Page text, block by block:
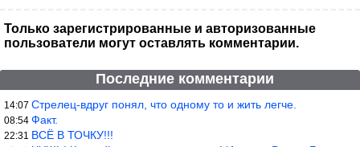
Только зарегистрированные и авторизованные
пользователи могут оставлять комментарии.
Последние комментарии
14:07 Стрелец-вдруг понял, что одному то и жить легче.
08:54 Факт.
22:31 ВСЁ В ТОЧКУ!!!